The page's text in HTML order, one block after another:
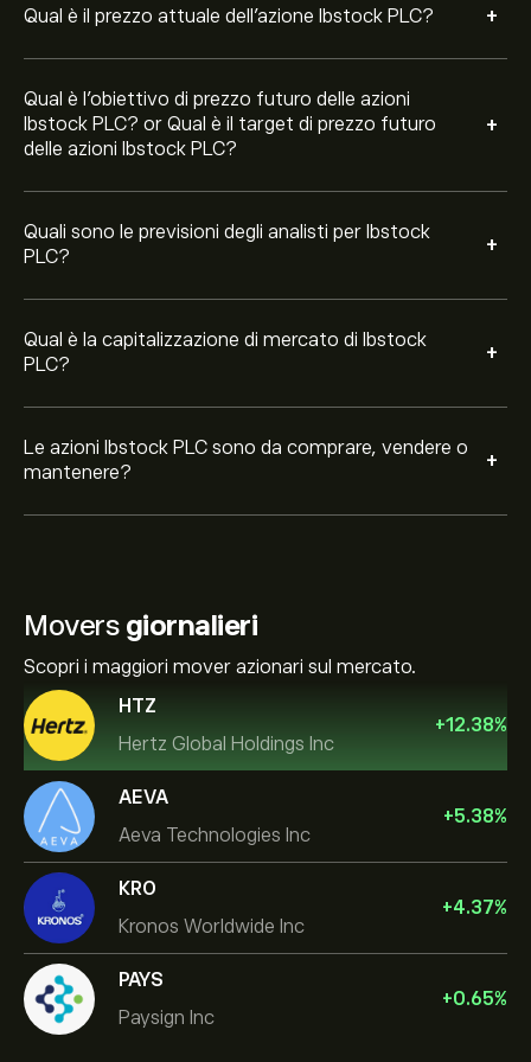
Qual è il prezzo attuale dell'azione Ibstock PLC? +
Qual è l'obiettivo di prezzo futuro delle azioni
Ibstock PLC? or Qual è il target di prezzo futuro
delle azioni Ibstock PLC?
+
Quali sono le previsioni degli analisti per Ibstock
PLC?
+
Qual è la capitalizzazione di mercato di Ibstock
PLC?
+
Le azioni Ibstock PLC sono da comprare, vendere o
mantenere?
+
Moderato.
Movers giornalieri
Scopri i maggiori mover azionari sul mercato.
HTZ
Hertz Global Holdings Inc
+12.38%
AEVA
Aeva Technologies Inc
+5.38%
KRO
Kronos Worldwide Inc
+4.37%
PAYS
Paysign Inc
+0.65%